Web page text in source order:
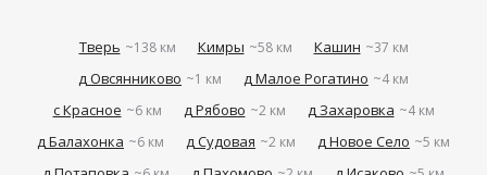
Тверь ~138 км Кимры ~58 км Кашин ~37 км
д Овсянниково ~1 км д Малое Рогатино ~4 км
с Красное ~6 км д Рябово ~2 км д Захаровка ~4 км
д Балахонка ~6 км д Судовая ~2 км д Новое Село ~5 км